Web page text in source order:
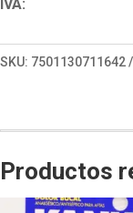
IVA:
SKU: 7501130711642
Productos